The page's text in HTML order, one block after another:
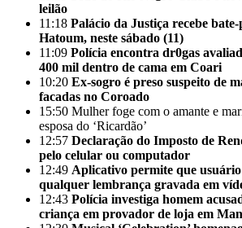
leilão
11:18 Palácio da Justiça recebe
Hatoum, neste sábado (11)
11:09 Polícia encontra dr0gas
400 mil dentro de cama em Coari
10:20 Ex-sogro é preso suspeito de
facadas no Coroado
15:50 Mulher foge com o amante e
esposa do ‘Ricardão’
12:57 Declaração do Imposto de
pelo celular ou computador
12:49 Aplicativo permite que
qualquer lembrança gravada em
12:43 Polícia investiga homem
criança em provador de loja em